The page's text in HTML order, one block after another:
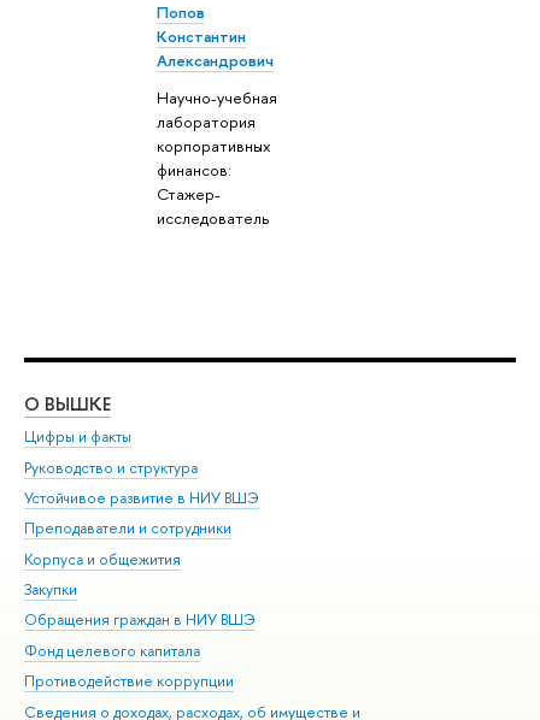
Попов
Константин
Александрович
Научно-учебная
лаборатория
корпоративных
финансов:
Стажер-
исследователь
О ВЫШКЕ
Цифры и факты
Руководство и структура
Устойчивое развитие в НИУ ВШЭ
Преподаватели и сотрудники
Корпуса и общежития
Закупки
Обращения граждан в НИУ ВШЭ
Фонд целевого капитала
Противодействие коррупции
Сведения о доходах, расходах, об имуществе и